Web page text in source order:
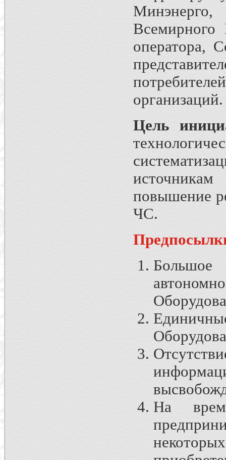
оператора,
организаций.
Цель
повышение
ЧС.
Большое
На